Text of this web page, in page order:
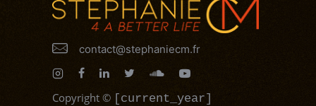
contact@stephaniecm.fr
Copyright © [current_year]